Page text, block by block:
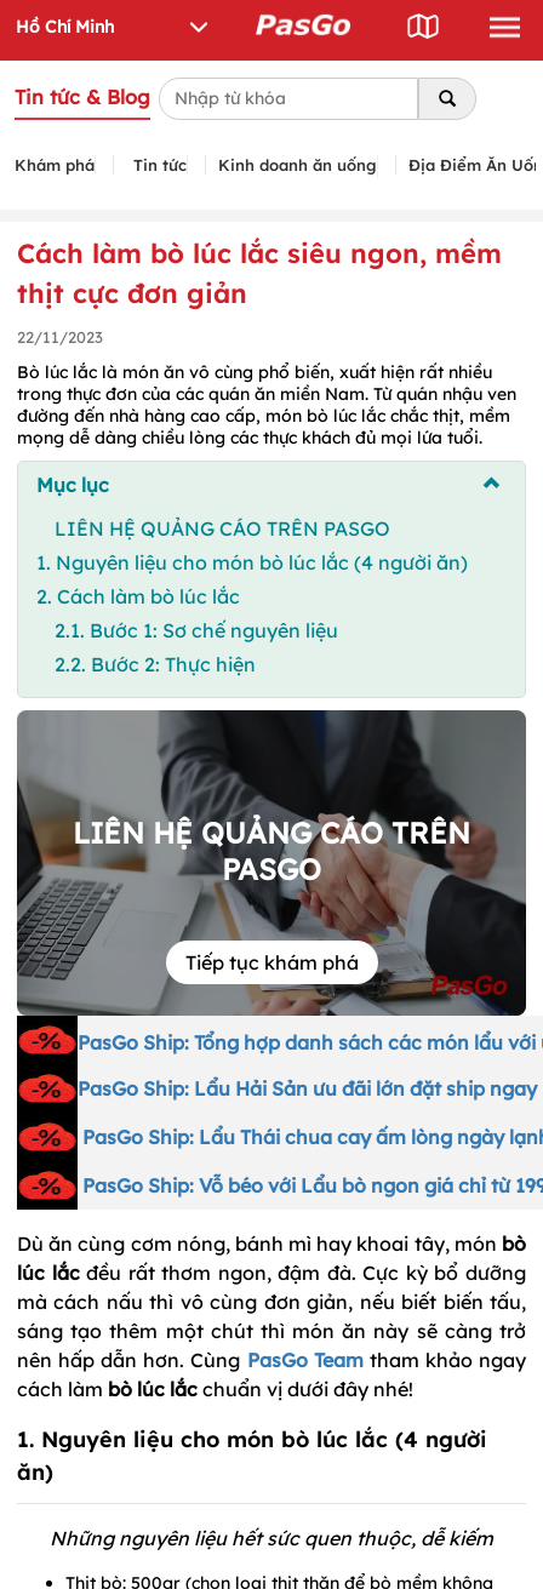
Tin tức & Blog
Khám phá Tin tức Kinh doanh ăn uống Địa Điểm Ăn
Cách làm bò lúc lắc siêu ngon, mềm
thịt cực đơn giản
22/11/2023
Bò lúc lắc là món ăn vô cùng phổ biến, xuất hiện rất nhiều
trong thực đơn của các quán ăn miền Nam. Từ quán nhậu ven
đường đến nhà hàng cao cấp, món bò lúc lắc chắc thịt, mềm
mọng dễ dàng chiều lòng các thực khách đủ mọi lứa tuổi.
Mục lục
LIÊN HỆ QUẢNG CÁO TRÊN PASGO
1. Nguyên liệu cho món bò lúc lắc (4 người ăn)
2. Cách làm bò lúc lắc
2.1. Bước 1: Sơ chế nguyên liệu
2.2. Bước 2: Thực hiện
LIÊN HỆ QUẢNG CÁO TRÊN
PASGO
Tiếp tục khám phá
PasGo Ship: Tổng hợp danh sách các món lẩu với
PasGo Ship: Lẩu Hải Sản ưu đãi lớn đặt ship ngay
PasGo Ship: Lẩu Thái chua cay ấm lòng ngày
PasGo Ship: Vỗ béo với Lẩu bò ngon giá chỉ từ
Dù ăn cùng cơm nóng, bánh mì hay khoai tây, món bò
lúc lắcđều rất thơm ngon, đậm đà. Cực kỳ bổ dưỡng
mà cách nấu thì vô cùng đơn giản, nếu biết biến tấu,
sáng tạo thêm một chút thì món ăn này sẽ càng trở
nên hấp dẫn hơn. Cùng PasGo Teamtham khảo ngay
cách làm bò lúc lắc chuẩn vị dưới đây nhé!
1. Nguyên liệu cho món bò lúc lắc (4 người
ăn)
Những nguyên liệu hết sức quen thuộc, dễ kiếm
Thịt bò: 500gr (chọn loại thịt thăn để bò mềm không